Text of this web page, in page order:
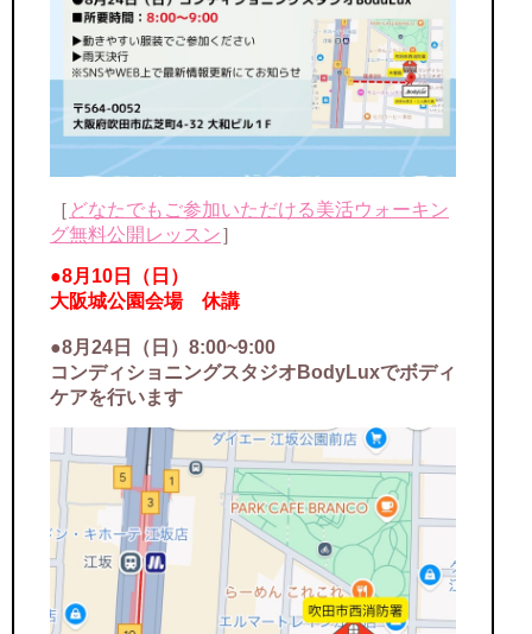
［ どなたでもご参加いただける美活ウォーキン
グ無料公開レッスン］
●8月10日（日）
大阪城公園会場 休講
●8月24日（日）8:00~9:00
コンディショニングスタジオBodyLuxでボディ
ケアを行います